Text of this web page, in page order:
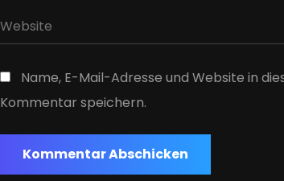
Name, E-Mail-Adresse und Website in
Kommentar speichern.